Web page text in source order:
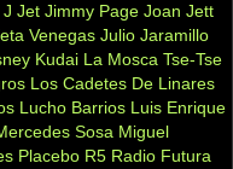
Jet Jimmy Page Joan Jett
Venegas Julio Jaramillo
Kudai La Mosca Tse-Tse
Los Cadetes De Linares
Lucho Barrios Luis Enrique
Sosa Miguel
Placebo R5 Radio Futura